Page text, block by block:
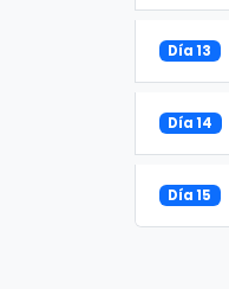
Día 13
Día 14
Día 15